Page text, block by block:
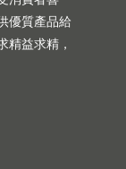
優質產品給
精益求精，